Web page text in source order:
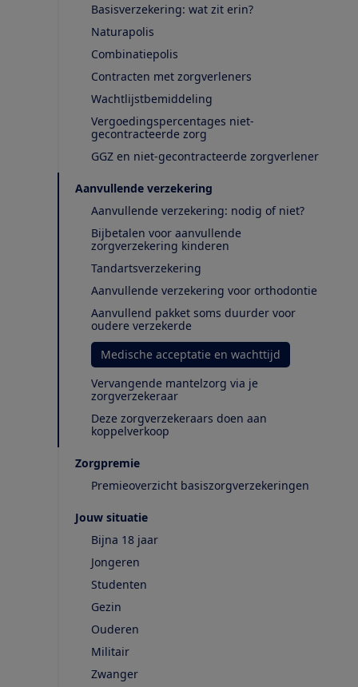
Basisverzekering: wat zit erin?
Naturapolis
Combinatiepolis
Contracten met zorgverleners
Wachtlijstbemiddeling
Vergoedingspercentages niet-
gecontracteerde zorg
GGZ en niet-gecontracteerde zorgverlener
Aanvullende verzekering
Aanvullende verzekering: nodig of niet?
Bijbetalen voor aanvullende
zorgverzekering kinderen
Tandartsverzekering
Aanvullende verzekering voor orthodontie
Aanvullend pakket soms duurder voor
oudere verzekerde
Medische acceptatie en wachttijd
Vervangende mantelzorg via je
zorgverzekeraar
Deze zorgverzekeraars doen aan
koppelverkoop
Zorgpremie
Premieoverzicht basiszorgverzekeringen
Jouw situatie
Bijna 18 jaar
Jongeren
Studenten
Gezin
Ouderen
Militair
Zwanger